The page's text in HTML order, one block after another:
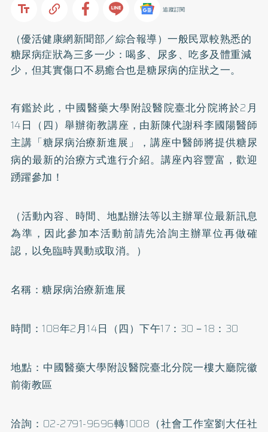
追蹤訂閱
（優活健康網新聞部／綜合報導）一般民眾較熟悉的
糖尿病症狀為三多一少：喝多、尿多、吃多及體重減
少，但其實傷口不易癒合也是糖尿病的症狀之一。
有鑑於此，中國醫藥大學附設醫院臺北分院將於2月
14日（四）舉辦衛教講座，由新陳代謝科李國陽醫師
主講「糖尿病治療新進展」，講座中醫師將提供糖尿
病的最新的治療方式進行介紹。講座內容豐富，歡迎
踴躍參加！
（活動內容、時間、地點辦法等以主辦單位最新訊息
為準，因此參加本活動前請先洽詢主辦單位再做確
認，以免臨時異動或取消。）
名稱：糖尿病治療新進展
時間：108年2月14日（四）下午17：30－18：30
地點：中國醫藥大學附設醫院臺北分院一樓大廳院徽
前衛教區
洽詢：02-2791-9696轉1008（社會工作室劉大任社